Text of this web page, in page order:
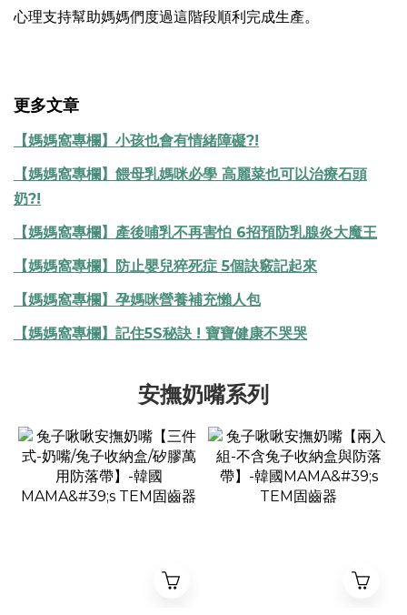
心理支持幫助媽媽們度過這階段順利完成生產。
更多文章
【媽媽窩專欄】小孩也會有情緒障礙?!
【媽媽窩專欄】餵母乳媽咪必學 高麗菜也可以治療石頭
奶?!
【媽媽窩專欄】產後哺乳不再害怕 6招預防乳腺炎大魔王
【媽媽窩專欄】防止嬰兒猝死症 5個訣竅記起來
【媽媽窩專欄】孕媽咪營養補充懶人包
【媽媽窩專欄】記住5S秘訣 ! 寶寶健康不哭哭
安撫奶嘴系列